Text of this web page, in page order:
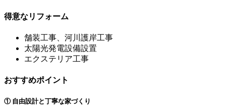
得意なリフォーム
舗装工事、河川護岸工事
太陽光発電設備設置
エクステリア工事
おすすめポイント
① 自由設計と丁寧な家づくり